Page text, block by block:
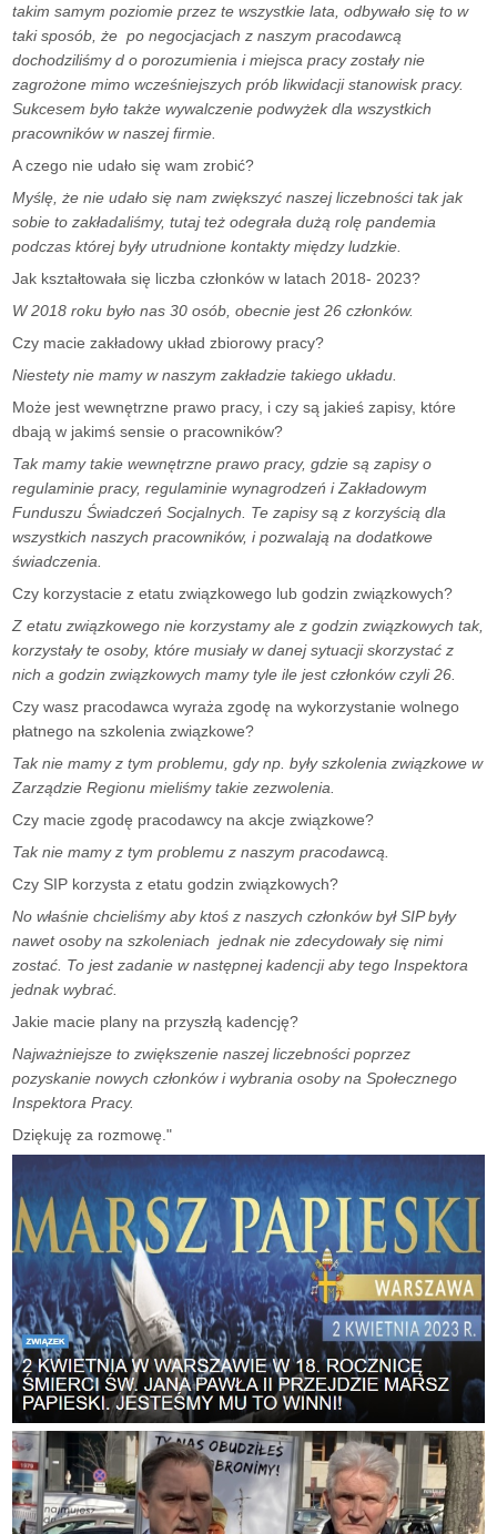
takim samym poziomie przez te wszystkie lata, odbywało się to w
taki sposób, że po negocjacjach z naszym pracodawcą
dochodziliśmy d o porozumienia i miejsca pracy zostały nie
zagrożone mimo wcześniejszych prób likwidacji stanowisk pracy.
Sukcesem było także wywalczenie podwyżek dla wszystkich
pracowników w naszej firmie.
A czego nie udało się wam zrobić?
Myślę, że nie udało się nam zwiększyć naszej liczebności tak jak
sobie to zakładaliśmy, tutaj też odegrała dużą rolę pandemia
podczas której były utrudnione kontakty między ludzkie.
Jak kształtowała się liczba członków w latach 2018- 2023?
W 2018 roku było nas 30 osób, obecnie jest 26 członków.
Czy macie zakładowy układ zbiorowy pracy?
Niestety nie mamy w naszym zakładzie takiego układu.
Może jest wewnętrzne prawo pracy, i czy są jakieś zapisy, które
dbają w jakimś sensie o pracowników?
Tak mamy takie wewnętrzne prawo pracy, gdzie są zapisy o
regulaminie pracy, regulaminie wynagrodzeń i Zakładowym
Funduszu Świadczeń Socjalnych. Te zapisy są z korzyścią dla
wszystkich naszych pracowników, i pozwalają na dodatkowe
świadczenia.
Czy korzystacie z etatu związkowego lub godzin związkowych?
Z etatu związkowego nie korzystamy ale z godzin związkowych tak,
korzystały te osoby, które musiały w danej sytuacji skorzystać z
nich a godzin związkowych mamy tyle ile jest członków czyli 26.
Czy wasz pracodawca wyraża zgodę na wykorzystanie wolnego
płatnego na szkolenia związkowe?
Tak nie mamy z tym problemu, gdy np. były szkolenia związkowe w
Zarządzie Regionu mieliśmy takie zezwolenia.
Czy macie zgodę pracodawcy na akcje związkowe?
Tak nie mamy z tym problemu z naszym pracodawcą.
Czy SIP korzysta z etatu godzin związkowych?
No właśnie chcieliśmy aby ktoś z naszych członków był SIP były
nawet osoby na szkoleniach jednak nie zdecydowały się nimi
zostać. To jest zadanie w następnej kadencji aby tego Inspektora
jednak wybrać.
Jakie macie plany na przyszłą kadencję?
Najważniejsze to zwiększenie naszej liczebności poprzez
pozyskanie nowych członków i wybrania osoby na Społecznego
Inspektora Pracy.
Dziękuję za rozmowę."